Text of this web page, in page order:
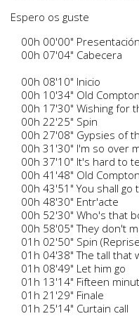
Espero os guste
00h 00'00" Presentación
00h 07'04" Cabecera
00h 08'10" Inicio
00h 10'34" Old
00h 17'30" Wishing for
00h 22'25" Spin
00h 27'08" Gypsies of
00h 31'30" I'm so over
00h 37'10" It's hard to
00h 41'48" Old
00h 43'51" You shall go
00h 48'30" Entr'acte
00h 52'30" Who's that
00h 58'05" They don't
01h 02'50" Spin
01h 04'38" The tall that
01h 08'49" Let him go
01h 13'14" Fifteen
01h 21'29" Finale
01h 25'14" Curtain call